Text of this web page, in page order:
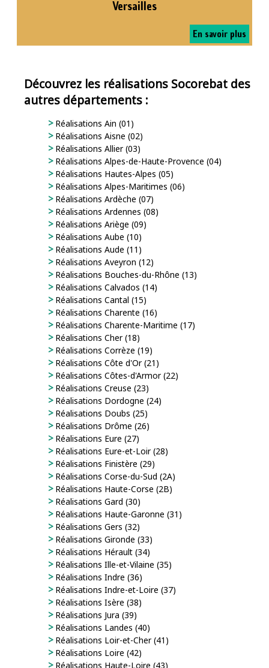
Versailles
En savoir plus
Découvrez les réalisations Socorebat des
autres départements :
Réalisations Ain (01)
Réalisations Aisne (02)
Réalisations Allier (03)
Réalisations Alpes-de-Haute-Provence (04)
Réalisations Hautes-Alpes (05)
Réalisations Alpes-Maritimes (06)
Réalisations Ardèche (07)
Réalisations Ardennes (08)
Réalisations Ariège (09)
Réalisations Aube (10)
Réalisations Aude (11)
Réalisations Aveyron (12)
Réalisations Bouches-du-Rhône (13)
Réalisations Calvados (14)
Réalisations Cantal (15)
Réalisations Charente (16)
Réalisations Charente-Maritime (17)
Réalisations Cher (18)
Réalisations Corrèze (19)
Réalisations Côte d'Or (21)
Réalisations Côtes-d'Armor (22)
Réalisations Creuse (23)
Réalisations Dordogne (24)
Réalisations Doubs (25)
Réalisations Drôme (26)
Réalisations Eure (27)
Réalisations Eure-et-Loir (28)
Réalisations Finistère (29)
Réalisations Corse-du-Sud (2A)
Réalisations Haute-Corse (2B)
Réalisations Gard (30)
Réalisations Haute-Garonne (31)
Réalisations Gers (32)
Réalisations Gironde (33)
Réalisations Hérault (34)
Réalisations Ille-et-Vilaine (35)
Réalisations Indre (36)
Réalisations Indre-et-Loire (37)
Réalisations Isère (38)
Réalisations Jura (39)
Réalisations Landes (40)
Réalisations Loir-et-Cher (41)
Réalisations Loire (42)
Réalisations Haute-Loire (43)